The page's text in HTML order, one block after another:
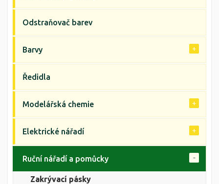
Odstraňovač barev
Barvy
Ředidla
Modelářská chemie
Elektrické nářadí
Ruční nářadí a pomůcky
Zakrývací pásky